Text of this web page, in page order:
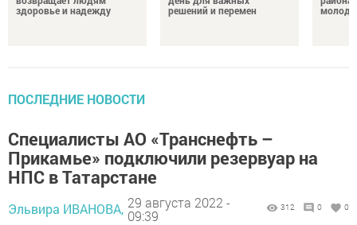
здоровье и надежду
решений и перемен
ПОСЛЕДНИЕ НОВОСТИ
Специалисты АО «Транснефть –
Прикамье» подключили резервуар на
НПС в Татарстане
Эльвира ИВАНОВА, 29 августа 2022 -
09:39
312 0 0